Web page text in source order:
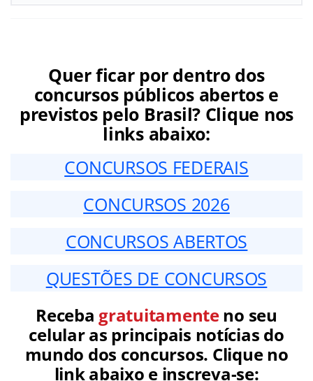
Quer ficar por dentro dos
concursos públicos abertos e
previstos pelo Brasil? Clique nos
links abaixo:
CONCURSOS FEDERAIS
CONCURSOS 2026
CONCURSOS ABERTOS
QUESTÕES DE CONCURSOS
Receba gratuitamenteno seu
celular as principais notícias do
mundo dos concursos. Clique no
link abaixo e inscreva-se: